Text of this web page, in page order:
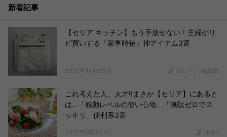
新着記事
【セリア キッチン】もう手放せない！主婦がリ
ピ買いする「家事時短」神アイテム3選
2025年11月03日 ヨムーノ 編集部
これ考えた人、天才!!まさか【セリア】にあると
は…「感動レベルの使い心地」「無駄ゼロでス
ッキリ」便利系3選
2025年08月27日 chiko